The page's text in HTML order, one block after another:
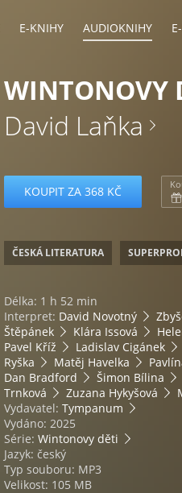
E-KNIHY AUDIOKNIHY
WINTONOVY
David Laňka
KOUPIT ZA 368 KČ
ČESKÁ LITERATURA
Délka: 1 h 52 min
Interpret: David Novotný
Štěpánek
Klára Issová
Pavel Kříž
Ladislav Cigánek
Ryška
Matěj Havelka
Dan Bradford
Šimon Bílina
Trnková
Zuzana Hykyšová
Vydavatel: Tympanum
Vydáno: 2025
Série: Wintonovy děti
Jazyk: český
Typ souboru: MP3
Velikost: 105 MB